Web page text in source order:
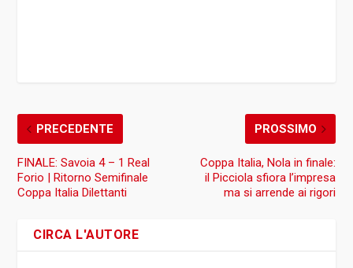
PRECEDENTE
FINALE: Savoia 4 – 1 Real
Forio | Ritorno Semifinale
Coppa Italia Dilettanti
PROSSIMO
Coppa Italia, Nola in finale:
il Picciola sfiora l’impresa
ma si arrende ai rigori
CIRCA L'AUTORE